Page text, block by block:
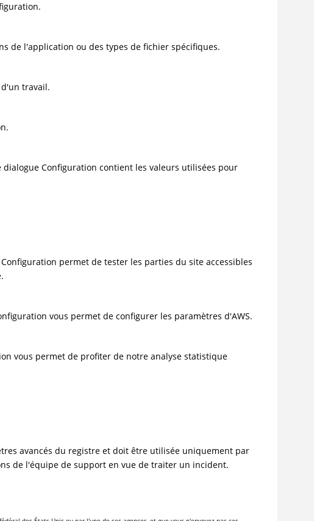
de l'application ou des types de fichier spécifiques.
travail.
Configuration contient les valeurs utilisées pour
permet de tester les parties du site accessibles
vous permet de configurer les paramètres d'AWS.
vous permet de profiter de notre analyse statistique
avancés du registre et doit être utilisée uniquement par
de l'équipe de support en vue de traiter un incident.